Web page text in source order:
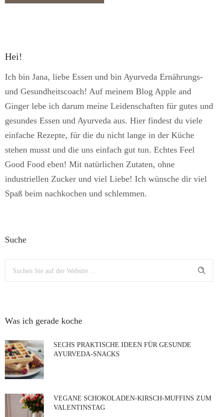
Hei!
Ich bin Jana, liebe Essen und bin Ayurveda Ernährungs-
und Gesundheitscoach! Auf meinem Blog Apple and
Ginger lebe ich darum meine Leidenschaften für gutes und
gesundes Essen und Ayurveda aus. Hier findest du viele
einfache Rezepte, für die du nicht lange in der Küche
stehen musst und die uns einfach gut tun. Echtes Feel
Good Food eben! Mit natürlichen Zutaten, ohne
industriellen Zucker und viel Liebe! Ich wünsche dir viel
Spaß beim nachkochen und schlemmen.
Suche
Was ich gerade koche
SECHS PRAKTISCHE IDEEN FÜR GESUNDE
AYURVEDA-SNACKS
VEGANE SCHOKOLADEN-KIRSCH-MUFFINS ZUM
VALENTINSTAG